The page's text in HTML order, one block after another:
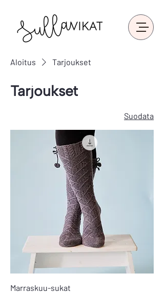
Aloitus Tarjoukset
Tarjoukset
Suodata
Marraskuu-sukat